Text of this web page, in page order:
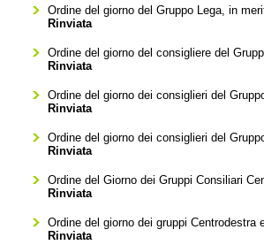
Ordine del giorno del Gruppo Lega, in
Rinviata
Ordine del giorno del consigliere del
Rinviata
Ordine del giorno dei consiglieri del
Rinviata
Ordine del giorno dei consiglieri del
Rinviata
Ordine del Giorno dei Gruppi Consiliari
Rinviata
Ordine del giorno dei gruppi
Rinviata